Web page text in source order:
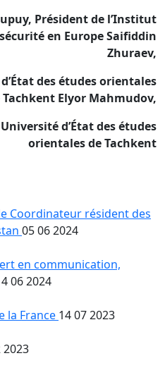
Coordinateur résident des
05 06 2024
en communication,
06 2024
la France 14 07 2023
2023
Président de l’Institut
en Europe Saifiddin
Zhuraev,
des études orientales
Tachkent Elyor Mahmudov,
d’État des études
orientales de Tachkent